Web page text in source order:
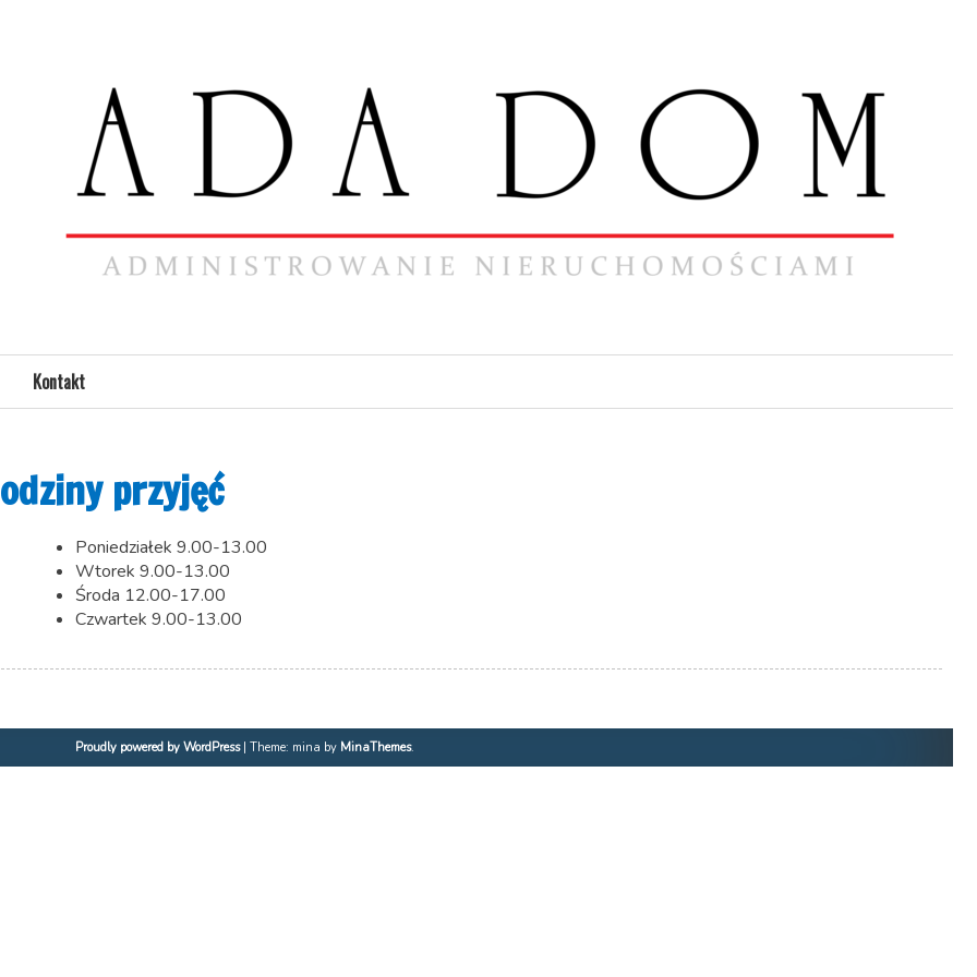
Kontakt
przyjęć
Poniedziałek 9.00-13.00
Wtorek 9.00-13.00
Środa 12.00-17.00
Czwartek 9.00-13.00
Proudly powered by WordPress | Theme: mina by MinaThemes.